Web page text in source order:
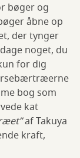
bøger og
åbne op
der tynger
noget, du
for dig
bog som
kat
af Takuya
kraft,